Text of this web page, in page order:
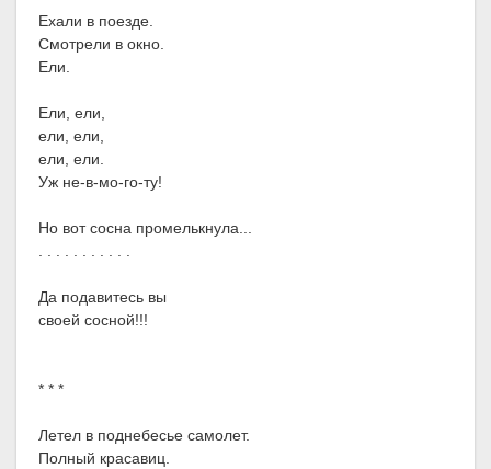
Ехали в поезде.
Смотрели в окно.
Ели.
Ели, ели,
ели, ели,
ели, ели.
Уж не-в-мо-го-ту!
Но вот сосна промелькнула...
. . . . . . . . . . .
Да подавитесь вы
своей сосной!!!
* * *
Летел в поднебесье самолет.
Полный красавиц.